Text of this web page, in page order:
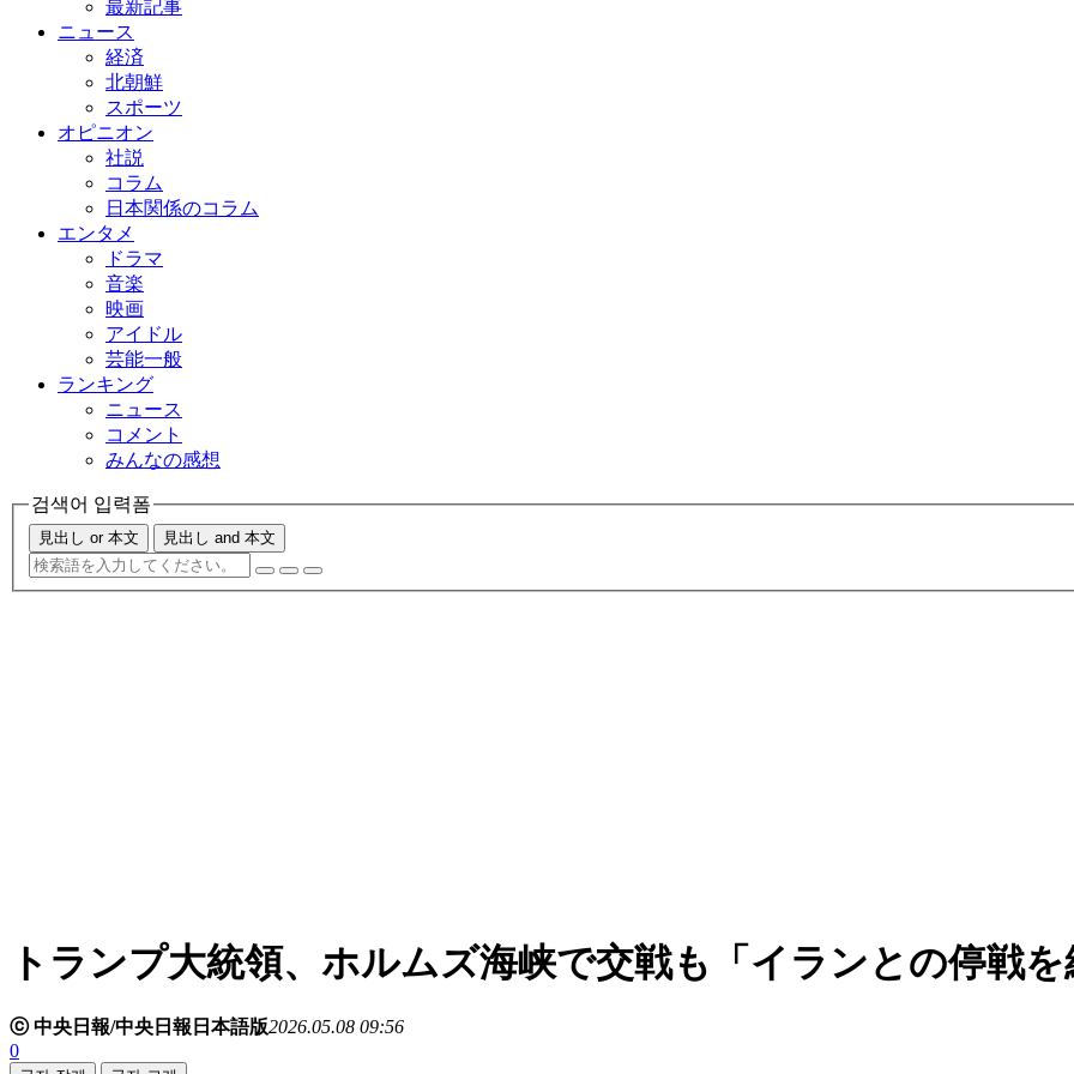
最新記事
ニュース
経済
北朝鮮
スポーツ
オピニオン
社説
コラム
日本関係のコラム
エンタメ
ドラマ
音楽
映画
アイドル
芸能一般
ランキング
ニュース
コメント
みんなの感想
검색어 입력폼
見出し or 本文 見出し and 本文
トランプ大統領、ホルムズ海峡で交戦も「イランとの停戦
ⓒ 中央日報/中央日報日本語版2026.05.08 09:56
0